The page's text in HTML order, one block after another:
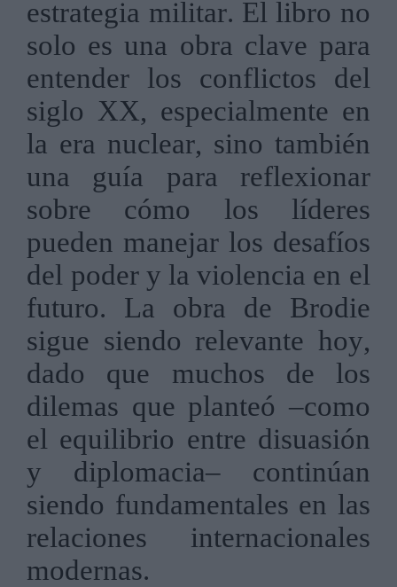
estrategia militar. El libro no
solo es una obra clave para
entender los conflictos del
siglo XX, especialmente en
la era nuclear, sino también
una guía para reflexionar
sobre cómo los líderes
pueden manejar los desafíos
del poder y la violencia en el
futuro. La obra de Brodie
sigue siendo relevante hoy,
dado que muchos de los
dilemas que planteó –como
el equilibrio entre disuasión
y diplomacia– continúan
siendo fundamentales en las
relaciones internacionales
modernas.